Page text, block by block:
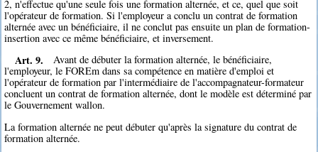
2, n'effectue qu'une seule fois une formation alternée, et ce, quel que soit
l'opérateur de formation. Si l'employeur a conclu un contrat de formation
alternée avec un bénéficiaire, il ne conclut pas ensuite un plan de formation-
insertion avec ce même bénéficiaire, et inversement.
Art. 9.
Avant de débuter la formation alternée, le bénéficiaire,
l'employeur, le FOREm dans sa compétence en matière d'emploi et
l'opérateur de formation par l'intermédiaire de l'accompagnateur-formateur
concluent un contrat de formation alternée, dont le modèle est déterminé par
le Gouvernement wallon.
La formation alternée ne peut débuter qu'après la signature du contrat de
formation alternée.